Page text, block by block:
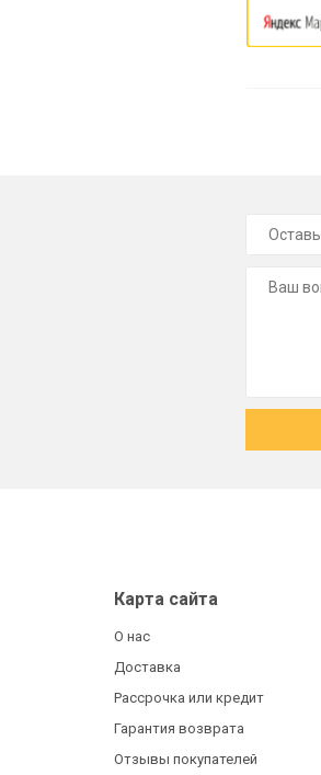
Карта сайта
О нас
Доставка
Рассрочка или кредит
Гарантия возврата
Отзывы покупателей